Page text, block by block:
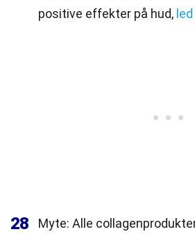
positive effekter på hud, led
28
Myte: Alle